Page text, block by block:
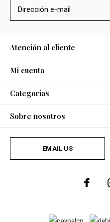
Atención al cliente
Mi cuenta
Categorías
Sobre nosotros
EMAIL US